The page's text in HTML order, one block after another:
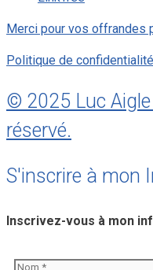
Merci pour vos offrandes
Politique de confidentialité
© 2025 Luc
réservé.
S'inscrire à mon
Inscrivez-vous à mon